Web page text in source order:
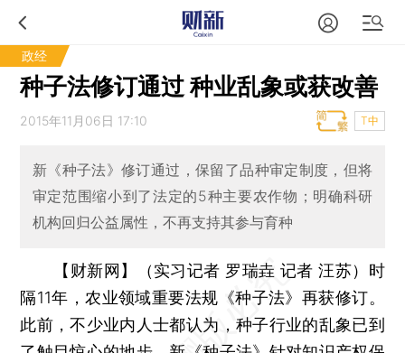
政经
种子法修订通过 种业乱象或获改善
2015年11月06日 17:10 T中
新《种子法》修订通过，保留了品种审定制度，但将
审定范围缩小到了法定的5种主要农作物；明确科研
机构回归公益属性，不再支持其参与育种
【财新网】（实习记者 罗瑞垚 记者 汪苏） 时
隔11年，农业领域重要法规《种子法》再获修订。
此前，不少业内人士都认为，种子行业的乱象已到